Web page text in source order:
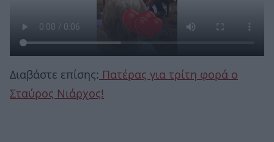
Διαβάστε επίσης: Πατέρας για τρίτη φορά ο
Σταύρος Νιάρχος!